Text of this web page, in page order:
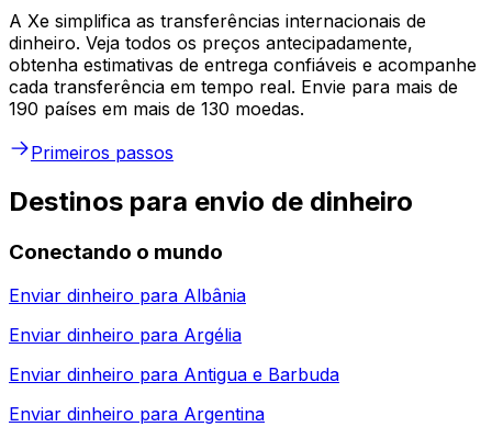
A Xe simplifica as transferências internacionais de
dinheiro. Veja todos os preços antecipadamente,
obtenha estimativas de entrega confiáveis e acompanhe
cada transferência em tempo real. Envie para mais de
190 países em mais de 130 moedas.
Primeiros passos
Destinos para envio de dinheiro
Conectando o mundo
Enviar dinheiro para Albânia
Enviar dinheiro para Argélia
Enviar dinheiro para Antigua e Barbuda
Enviar dinheiro para Argentina